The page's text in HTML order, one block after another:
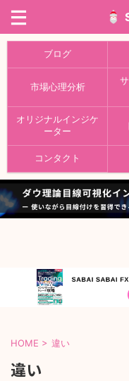
ブログ
市場心理分析
オリジナルインジケ
ーター
コンタクト
HOME > 違い
違い